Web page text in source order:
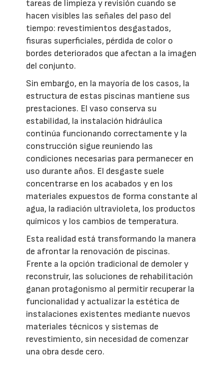
tareas de limpieza y revisión cuando se
hacen visibles las señales del paso del
tiempo: revestimientos desgastados,
fisuras superficiales, pérdida de color o
bordes deteriorados que afectan a la imagen
del conjunto.
Sin embargo, en la mayoría de los casos, la
estructura de estas piscinas mantiene sus
prestaciones. El vaso conserva su
estabilidad, la instalación hidráulica
continúa funcionando correctamente y la
construcción sigue reuniendo las
condiciones necesarias para permanecer en
uso durante años. El desgaste suele
concentrarse en los acabados y en los
materiales expuestos de forma constante al
agua, la radiación ultravioleta, los productos
químicos y los cambios de temperatura.
Esta realidad está transformando la manera
de afrontar la renovación de piscinas.
Frente a la opción tradicional de demoler y
reconstruir, las soluciones de rehabilitación
ganan protagonismo al permitir recuperar la
funcionalidad y actualizar la estética de
instalaciones existentes mediante nuevos
materiales técnicos y sistemas de
revestimiento, sin necesidad de comenzar
una obra desde cero.